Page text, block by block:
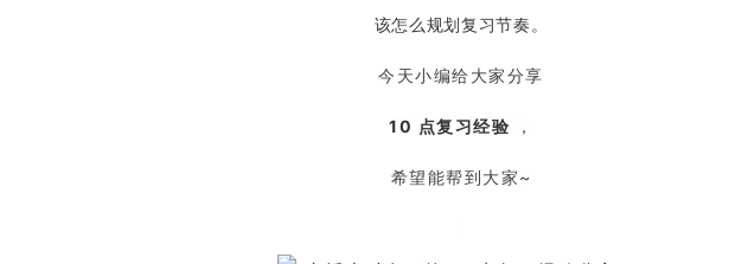
该怎么规划复习节奏。
今天小编给大家分享
10 点复习经验 ，
希望能帮到大家~